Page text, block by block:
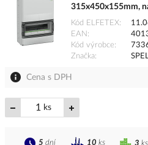
315x450x155mm,
Kód ELFETEX
EAN
Kód výrobce
Značka
Cena s DPH
ks
5 dní 10 ks